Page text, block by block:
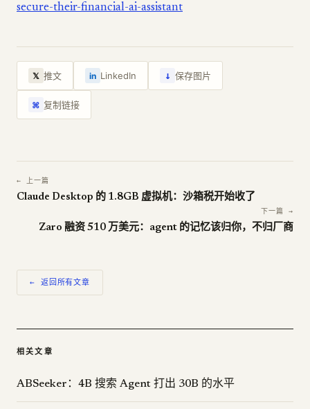
secure-their-financial-ai-assistant
𝕏 推文 in LinkedIn ↓ 保存图片
⌘ 复制链接
← 上一篇
Claude Desktop 的 1.8GB 虚拟机：沙箱税开始收了
下一篇 →
Zaro 融资 510 万美元：agent 的记忆该归你，不归厂商
← 返回所有文章
相关文章
ABSeeker：4B 搜索 Agent 打出 30B 的水平